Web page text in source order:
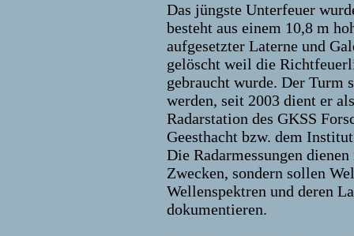
Das jüngste Unterfeuer
besteht aus einem 10,8 m
aufgesetzter Laterne und
gelöscht weil die
gebraucht wurde. Der Turm
werden, seit 2003 dient er
Radarstation des GKSS
Geesthacht bzw. dem
Die Radarmessungen
Zwecken, sondern sollen
Wellenspektren und deren
dokumentieren.